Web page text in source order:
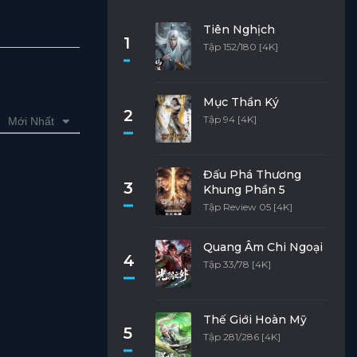
Mới Nhất
1
Tiên Nghịch
Tập 152/180 [4K]
2
Mục Thần Ký
Tập 94 [4K]
3
Đấu Phá Thương
Khung Phần 5
Tập Review 05 [4K]
4
Quang Âm Chi Ngoại
Tập 33/78 [4K]
5
Thế Giới Hoàn Mỹ
Tập 281/286 [4K]